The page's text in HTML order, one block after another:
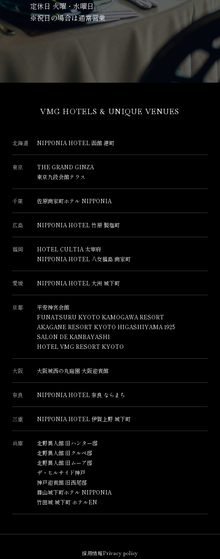
定休日 火曜・水曜日
※祝日の場合は通常営業
VMG HOTELS & UNIQUE VENUES
北海道 NIPPONIA HOTEL 函館 港町
東京
THE GRAND GINZA
東京九段会館テラス
千葉 佐原商家町ホテル NIPPONIA
広島 NIPPONIA HOTEL 竹原 製塩町
福岡
HOTEL CULTIA 太宰府
NIPPONIA HOTEL 八女福島 商家町
愛媛 NIPPONIA HOTEL 大洲 城下町
京都
平安神宮会館
FUNATSURU KYOTO KAMOGAWA RESORT
AKAGANE RESORT KYOTO HIGASHIYAMA 1925
SALON DE KANBAYASHI
HOTEL VMG RESORT KYOTO
大阪 大阪城西の丸庭園 大阪迎賓館
奈良 NIPPONIA HOTEL 奈良 ならまち
三重 NIPPONIA HOTEL 伊賀上野 城下町
兵庫
北野異人館 旧ハンター邸
北野異人館 旧クルペ邸
北野異人館 旧ムーア邸
ザ・ヒルサイド神戸
神戸迎賓館 旧西尾邸
篠山城下町ホテル NIPPONIA
竹田城 城下町 ホテルEN
採用情報Privacy policy